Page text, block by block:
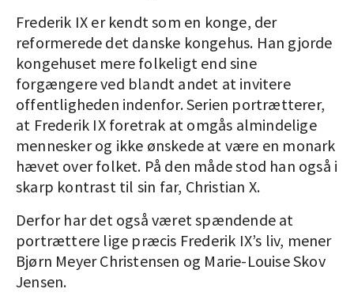
Frederik IX er kendt som en konge, der
reformerede det danske kongehus. Han gjorde
kongehuset mere folkeligt end sine
forgængere ved blandt andet at invitere
offentligheden indenfor. Serien portrætterer,
at Frederik IX foretrak at omgås almindelige
mennesker og ikke ønskede at være en monark
hævet over folket. På den måde stod han også i
skarp kontrast til sin far, Christian X.
Derfor har det også været spændende at
portrættere lige præcis Frederik IX’s liv, mener
Bjørn Meyer Christensen og Marie-Louise Skov
Jensen.